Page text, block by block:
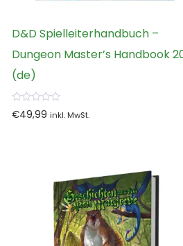
D&D Spielleiterhandbuch –
Dungeon Master’s Handbook
(de)
0
von
€49,99 inkl. MwSt.